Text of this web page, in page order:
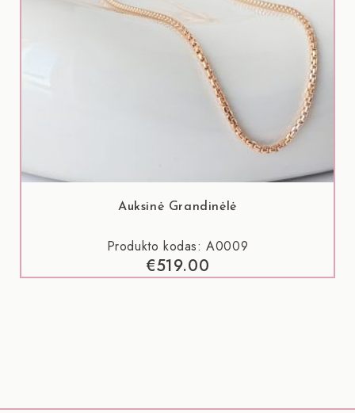
Auksinė Grandinėlė
Produkto kodas: A0009
€519.00